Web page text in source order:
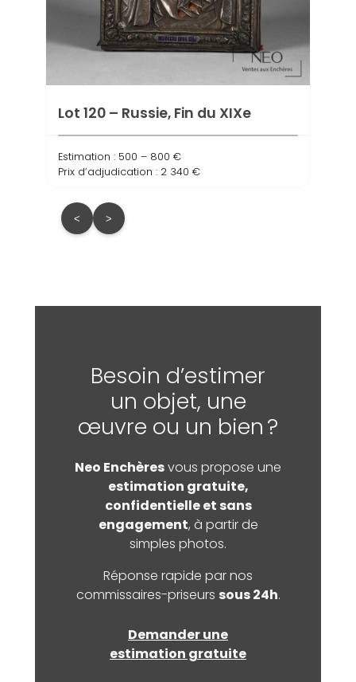
Lot 120 – Russie, Fin du XIXe
Estimation : 500 – 800 €
Prix d’adjudication : 2 340 €
< >
Besoin d’estimer
un objet, une
œuvre ou un bien ?
Neo Enchèresvous propose une
estimation gratuite,
confidentielle et sans
engagement, à partir de
simples photos.
Réponse rapide par nos
commissaires-priseurs sous 24h.
Demander une
estimation gratuite